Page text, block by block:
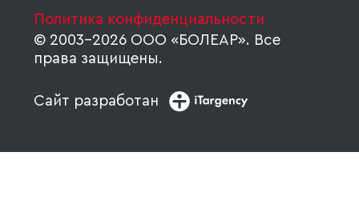
© 2003-2026 ООО «БОЛЕАР». Все
права защищены.
Политика конфиденциальности
Сайт разработан